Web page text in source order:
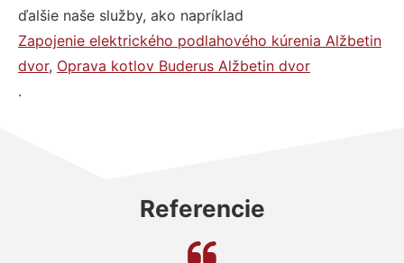
ďalšie naše služby, ako napríklad
Zapojenie elektrického podlahového kúrenia Alžbetin
dvor, Oprava kotlov Buderus Alžbetin dvor
.
Referencie